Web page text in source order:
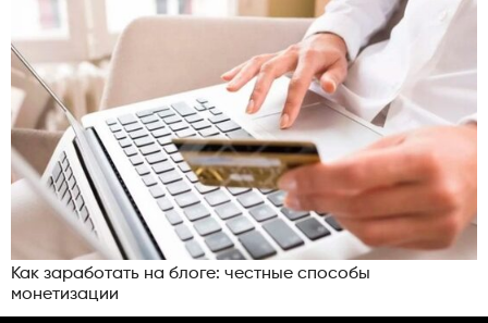
Как заработать на блоге: честные способы
монетизации